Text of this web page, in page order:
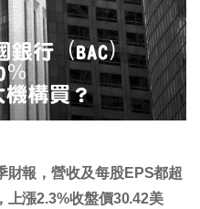
財報，營收及每股EPS都超
上漲2.3%收盤價30.42美